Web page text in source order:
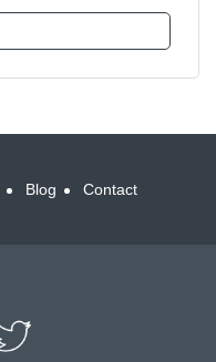
Blog Contact